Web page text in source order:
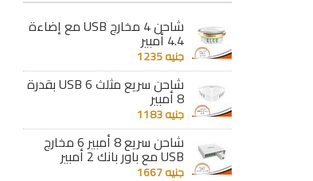
شاحن 4 مخارج USB مع إضاءة
4.4 أمبير
جنيه 1235
شاحن سريع مثلث 6 USB بقدرة
8 أمبير
جنيه 1183
شاحن سريع 8 أمبير 6 مخارج
USB مع باور بانك 2 أمبير
جنيه 1667
مشترك ثلاثى أبيض
خصومات مختلفه وتصاعدية
مشترك رباعى MK مع
مفتاح عمومى 10
امبير 3 متر
خصومات مختلفه وتصاعدية